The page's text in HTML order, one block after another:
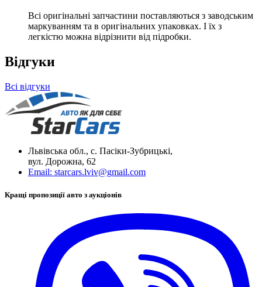
Всі оригінальні запчастини поставляються з заводським
маркуванням та в оригінальних упаковках. І їх з
легкістю можна відрізнити від підробки.
Відгуки
Всі відгуки
Львівська обл., с. Пасіки-Зубрицькі,
вул. Дорожна, 62
Email: starcars.lviv@gmail.com
Кращі пропозиції авто з аукціонів